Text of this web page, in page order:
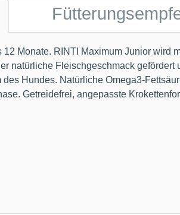
Monate. RINTI Maximum Junior
natürliche Fleischgeschmack
Hundes. Natürliche Omega3-
Getreidefrei, angepasste